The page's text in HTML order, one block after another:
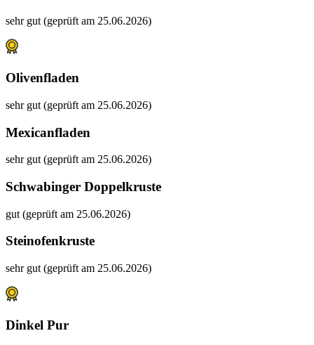
sehr gut (geprüft am 25.06.2026)
Olivenfladen
sehr gut (geprüft am 25.06.2026)
Mexicanfladen
sehr gut (geprüft am 25.06.2026)
Schwabinger Doppelkruste
gut (geprüft am 25.06.2026)
Steinofenkruste
sehr gut (geprüft am 25.06.2026)
Dinkel Pur